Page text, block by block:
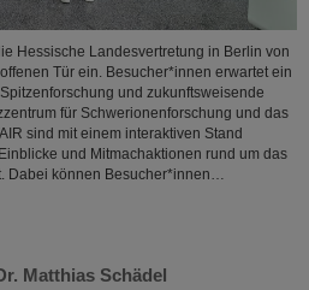
Hessische Landesvertretung in Berlin von
Tür ein. Besucher*innen erwartet ein
und zukunftsweisende
für Schwerionenforschung und das
sind mit einem interaktiven Stand
und Mitmachaktionen rund um das
Dabei können Besucher*innen…
Matthias Schädel